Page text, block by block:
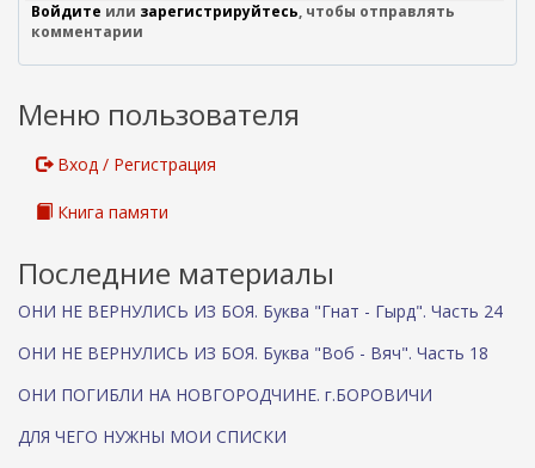
Войдите или зарегистрируйтесь, чтобы отправлять
комментарии
Меню пользователя
Вход / Регистрация
Книга памяти
Последние материалы
ОНИ НЕ ВЕРНУЛИСЬ ИЗ БОЯ. Буква "Гнат - Гырд". Часть 24
ОНИ НЕ ВЕРНУЛИСЬ ИЗ БОЯ. Буква "Воб - Вяч". Часть 18
ОНИ ПОГИБЛИ НА НОВГОРОДЧИНЕ. г.БОРОВИЧИ
ДЛЯ ЧЕГО НУЖНЫ МОИ СПИСКИ